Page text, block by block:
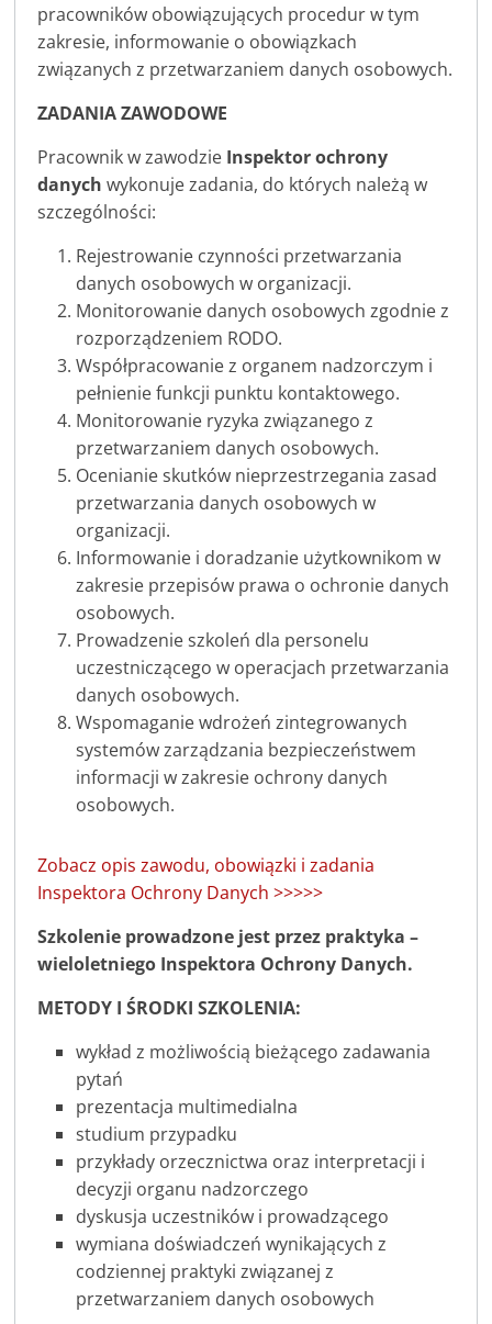
pracowników obowiązujących procedur w tym
zakresie, informowanie o obowiązkach
związanych z przetwarzaniem danych osobowych.
ZADANIA ZAWODOWE
Pracownik w zawodzie Inspektor ochrony
danychwykonuje zadania, do których należą w
szczególności:
Rejestrowanie czynności przetwarzania
danych osobowych w organizacji.
Monitorowanie danych osobowych zgodnie z
rozporządzeniem RODO.
Współpracowanie z organem nadzorczym i
pełnienie funkcji punktu kontaktowego.
Monitorowanie ryzyka związanego z
przetwarzaniem danych osobowych.
Ocenianie skutków nieprzestrzegania zasad
przetwarzania danych osobowych w
organizacji.
Informowanie i doradzanie użytkownikom w
zakresie przepisów prawa o ochronie danych
osobowych.
Prowadzenie szkoleń dla personelu
uczestniczącego w operacjach przetwarzania
danych osobowych.
Wspomaganie wdrożeń zintegrowanych
systemów zarządzania bezpieczeństwem
informacji w zakresie ochrony danych
osobowych.
Zobacz opis zawodu, obowiązki i zadania
Inspektora Ochrony Danych >>>>>
Szkolenie prowadzone jest przez praktyka –
wieloletniego Inspektora Ochrony Danych.
METODY I ŚRODKI SZKOLENIA:
wykład z możliwością bieżącego zadawania
pytań
prezentacja multimedialna
studium przypadku
przykłady orzecznictwa oraz interpretacji i
decyzji organu nadzorczego
dyskusja uczestników i prowadzącego
wymiana doświadczeń wynikających z
codziennej praktyki związanej z
przetwarzaniem danych osobowych